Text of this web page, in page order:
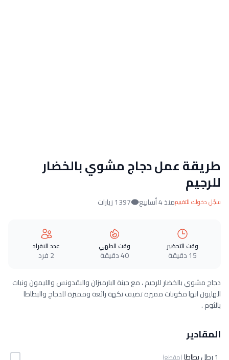
طريقة عمل دجاج مشوي بالخضار
للرجيم
سجّل دخولك للتقييممنذ 4 أسابيع 1397 زيارات
وقت التحضير
15 دقيقة
وقت الطهي
40 دقيقة
عدد الافراد
2 فرد
دجاج مشوي بالخضار للرجيم ، مع جبنة البارميزان والبقدونس والليمون ونبات
الهليون انها مكونات مميزة تضيف نكهة رائعة ومميزة للدجاج والبطاطا
بالثوم .
المقادير
1 رطل بطاطا(مقطع)